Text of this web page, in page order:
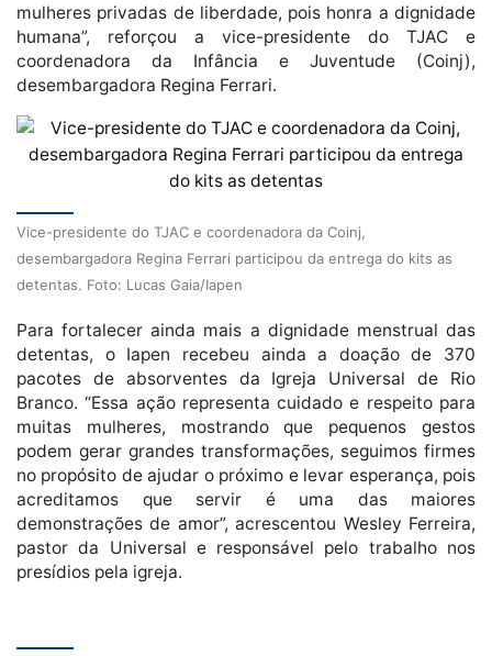
mulheres privadas de liberdade, pois honra a dignidade
humana”, reforçou a vice-presidente do TJAC e
coordenadora da Infância e Juventude (Coinj),
desembargadora Regina Ferrari.
Vice-presidente do TJAC e coordenadora da Coinj,
desembargadora Regina Ferrari participou da entrega do kits as
detentas. Foto: Lucas Gaia/Iapen
Para fortalecer ainda mais a dignidade menstrual das
detentas, o Iapen recebeu ainda a doação de 370
pacotes de absorventes da Igreja Universal de Rio
Branco. “Essa ação representa cuidado e respeito para
muitas mulheres, mostrando que pequenos gestos
podem gerar grandes transformações, seguimos firmes
no propósito de ajudar o próximo e levar esperança, pois
acreditamos que servir é uma das maiores
demonstrações de amor”, acrescentou Wesley Ferreira,
pastor da Universal e responsável pelo trabalho nos
presídios pela igreja.